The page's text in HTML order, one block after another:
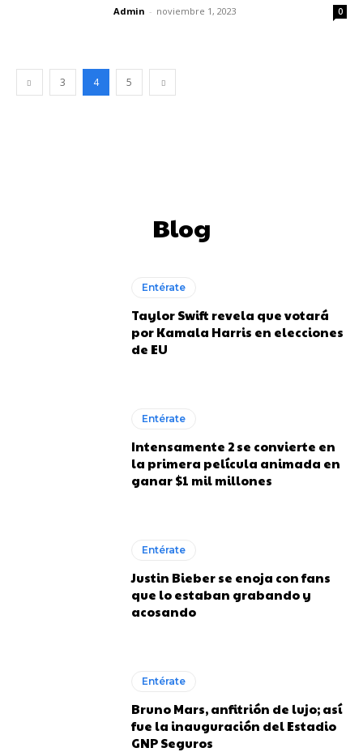
Admin - noviembre 1, 2023 0
3 4 5
Blog
Entérate
Taylor Swift revela que votará
por Kamala Harris en elecciones
de EU
Entérate
Intensamente 2 se convierte en
la primera película animada en
ganar $1 mil millones
Entérate
Justin Bieber se enoja con fans
que lo estaban grabando y
acosando
Entérate
Bruno Mars, anfitrión de lujo; así
fue la inauguración del Estadio
GNP Seguros